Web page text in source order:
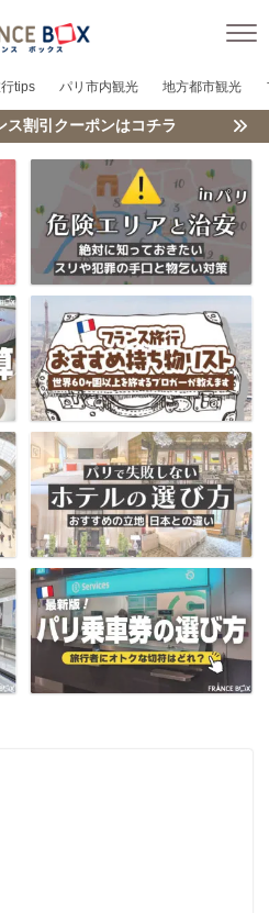
tips パリ市内観光 地方都市観光
ス割引クーポンはコチラ